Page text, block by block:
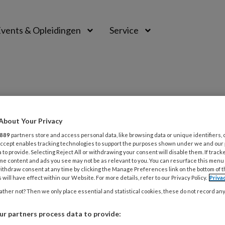
& Opleidingen Service
Stoornissen (ASS)
2021 ACHTERGRONDARTIKEL ADHD
behandelen bij kinderen
ASS of beide
Your Privacy
889 partners store and access personal data, like browsing data or unique identifiers,
enables tracking technologies to support the purposes shown under we and
to provide. Selecting Reject All or withdrawing your consent will disable them. If
content and ads you see may not be as relevant to you. You can resurface this
consent at any time by clicking the Manage Preferences link on the bottom of
will have effect within our Website. For more details, refer to our Privacy Policy.
not? Then we only place essential and statistical cookies, these do not record
partners process data to provide: